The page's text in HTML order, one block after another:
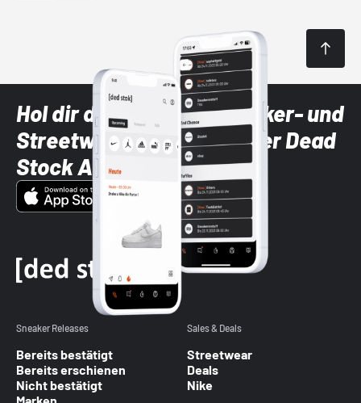
Hol dir die neuesten Sneaker- und
Streetwear-Brands mit der Dead
Stock App
Sneaker Releases
Bereits bestätigt
Bereits erschienen
Nicht bestätigt
Sales & Deals
Streetwear
Deals
Nike